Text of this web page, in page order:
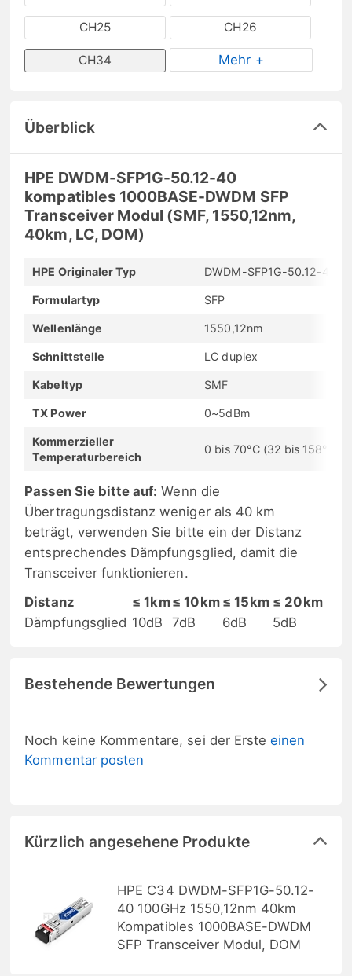
CH25 CH26
CH34 Mehr +
Überblick
HPE DWDM-SFP1G-50.12-40
kompatibles 1000BASE-DWDM SFP
Transceiver Modul (SMF, 1550,12nm,
40km, LC, DOM)
HPE Originaler Typ DWDM-SFP1G-50.12-40
Formulartyp SFP
Wellenlänge 1550,12nm
Schnittstelle LC duplex
Kabeltyp SMF
TX Power 0~5dBm
Kommerzieller
Temperaturbereich
0 bis 70°C (32 bis 158°F)
Passen Sie bitte auf: Wenn die
Übertragungsdistanz weniger als 40 km
beträgt, verwenden Sie bitte ein der Distanz
entsprechendes Dämpfungsglied, damit die
Transceiver funktionieren.
Distanz
≤ 1km≤ 10km ≤ 15km ≤ 20km
Dämpfungsglied 10dB 7dB 6dB 5dB
Bestehende Bewertungen
Noch keine Kommentare, sei der Ersteeinen
Kommentar posten
Kürzlich angesehene Produkte
HPE C34 DWDM-SFP1G-50.12-
40 100GHz 1550,12nm 40km
Kompatibles 1000BASE-DWDM
SFP Transceiver Modul, DOM